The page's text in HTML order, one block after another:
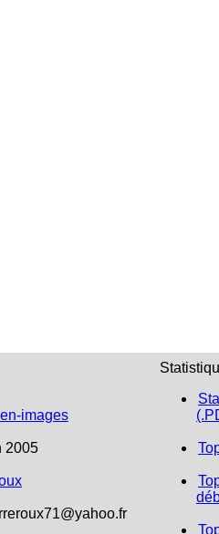
images
2005